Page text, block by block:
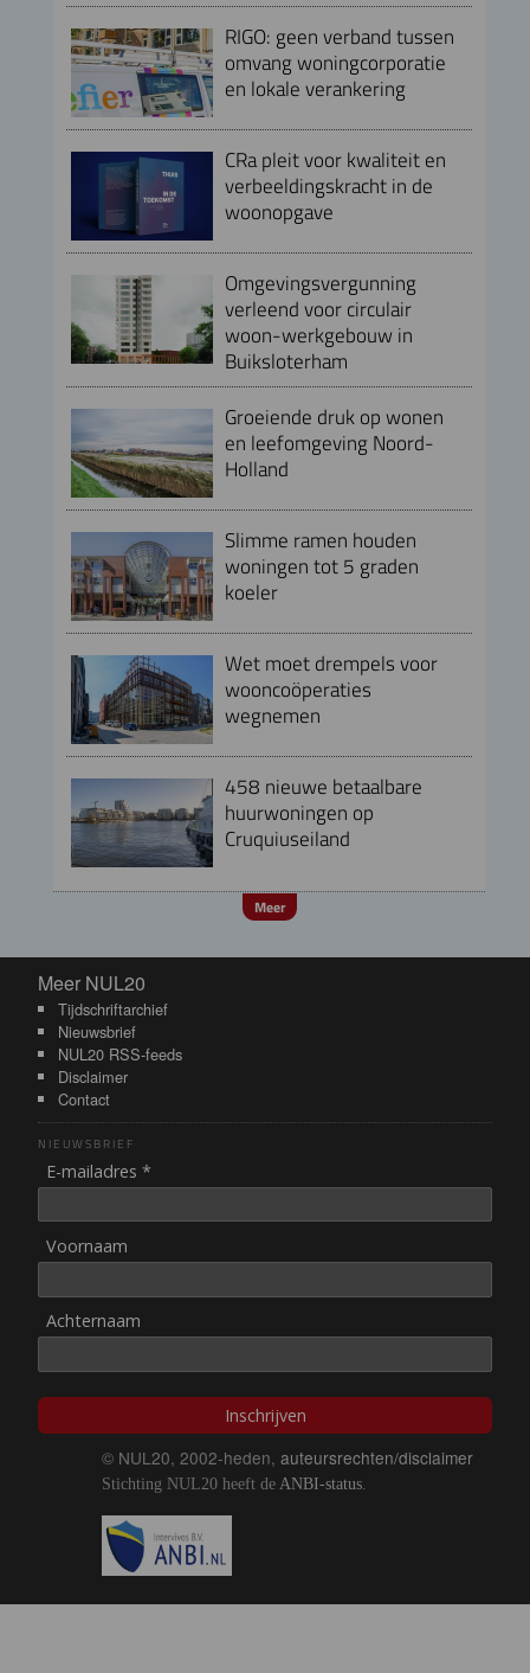
RIGO: geen verband tussen
omvang woningcorporatie
en lokale verankering
CRa pleit voor kwaliteit en
verbeeldingskracht in de
woonopgave
Omgevingsvergunning
verleend voor circulair
woon-werkgebouw in
Buiksloterham
Groeiende druk op wonen
en leefomgeving Noord-
Holland
Slimme ramen houden
woningen tot 5 graden
koeler
Wet moet drempels voor
wooncoöperaties
wegnemen
458 nieuwe betaalbare
huurwoningen op
Cruquiuseiland
Meer
Meer NUL20
Meer NUL20
Tijdschriftarchief
Nieuwsbrief
NUL20 RSS-feeds
Disclaimer
Contact
NIEUWSBRIEF
E-mailadres *
Voornaam
Achternaam
Inschrijven
© NUL20, 2002-heden, auteursrechten/disclaimer
Stichting NUL20 heeft de ANBI-status
Image